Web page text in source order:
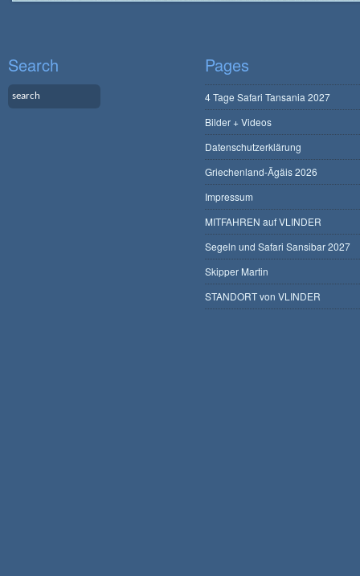
Search Pages
4 Tage Safari Tansania 2027
Bilder + Videos
Datenschutzerklärung
Griechenland-Ägäis 2026
Impressum
MITFAHREN auf VLINDER
Segeln und Safari Sansibar 2027
Skipper Martin
STANDORT von VLINDER